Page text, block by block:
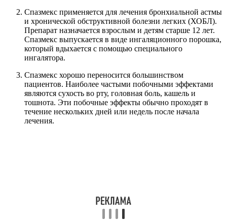
Спазмекс применяется для лечения бронхиальной астмы
и хронической обструктивной болезни легких (ХОБЛ).
Препарат назначается взрослым и детям старше 12 лет.
Спазмекс выпускается в виде ингаляционного порошка,
который вдыхается с помощью специального
ингалятора.
Спазмекс хорошо переносится большинством
пациентов. Наиболее частыми побочными эффектами
являются сухость во рту, головная боль, кашель и
тошнота. Эти побочные эффекты обычно проходят в
течение нескольких дней или недель после начала
лечения.